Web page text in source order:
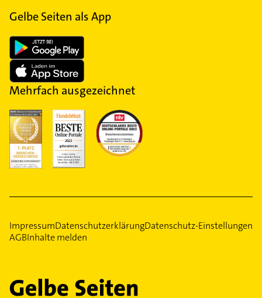
Gelbe Seiten als App
Mehrfach ausgezeichnet
ImpressumDatenschutzerklärungDatenschutz-Einstellungen
AGBInhalte melden